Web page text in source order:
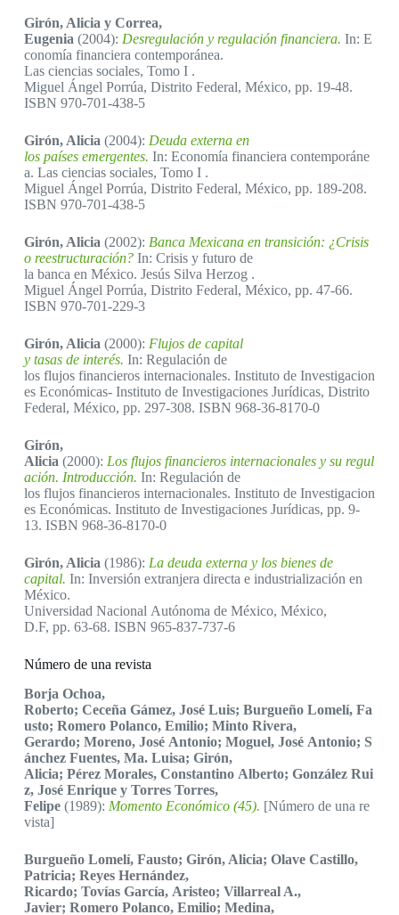
Girón, Alicia y Correa,
Eugenia (2004): Desregulación y regulación financiera. In: E
conomía financiera contemporánea.
Las ciencias sociales, Tomo I .
Miguel Ángel Porrúa, Distrito Federal, México, pp. 19-48.
ISBN 970-701-438-5
Girón, Alicia (2004): Deuda externa en
los países emergentes. In: Economía financiera contemporáne
a. Las ciencias sociales, Tomo I .
Miguel Ángel Porrúa, Distrito Federal, México, pp. 189-208.
ISBN 970-701-438-5
Girón, Alicia (2002): Banca Mexicana en transición: ¿Crisis
o reestructuración?In: Crisis y futuro de
la banca en México. Jesús Silva Herzog .
Miguel Ángel Porrúa, Distrito Federal, México, pp. 47-66.
ISBN 970-701-229-3
Girón, Alicia (2000): Flujos de capital
y tasas de interés. In: Regulación de
los flujos financieros internacionales. Instituto de Investigacion
es Económicas- Instituto de Investigaciones Jurídicas, Distrito
Federal, México, pp. 297-308. ISBN 968-36-8170-0
Girón,
Alicia (2000): Los flujos financieros internacionales y su regul
ación. Introducción. In: Regulación de
los flujos financieros internacionales. Instituto de Investigacion
es Económicas. Instituto de Investigaciones Jurídicas, pp. 9-
13. ISBN 968-36-8170-0
Girón, Alicia (1986): La deuda externa y los bienes de
capital. In: Inversión extranjera directa e industrialización en
México.
Universidad Nacional Autónoma de México, México,
D.F, pp. 63-68. ISBN 965-837-737-6
Número de una revista
Borja Ochoa,
Roberto; Ceceña Gámez, José Luis; Burgueño Lomelí, Fa
usto; Romero Polanco, Emilio; Minto Rivera,
Gerardo; Moreno, José Antonio; Moguel, José Antonio; S
ánchez Fuentes, Ma. Luisa; Girón,
Alicia; Pérez Morales, Constantino Alberto; González Rui
z, José Enrique y Torres Torres,
Felipe (1989): Momento Económico (45). [Número de una re
vista]
Burgueño Lomelí, Fausto; Girón, Alicia; Olave Castillo,
Patricia; Reyes Hernández,
Ricardo; Tovías García, Aristeo; Villarreal A.,
Javier; Romero Polanco, Emilio; Medina,